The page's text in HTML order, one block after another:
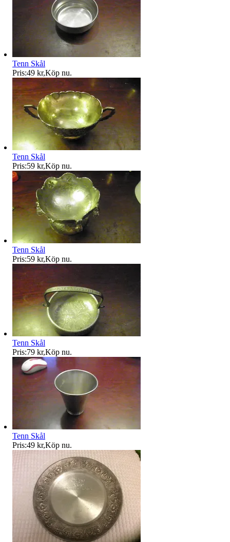
Tenn Skål
Pris:49 kr,Köp nu.
Tenn Skål
Pris:59 kr,Köp nu.
Tenn Skål
Pris:59 kr,Köp nu.
Tenn Skål
Pris:79 kr,Köp nu.
Tenn Skål
Pris:49 kr,Köp nu.